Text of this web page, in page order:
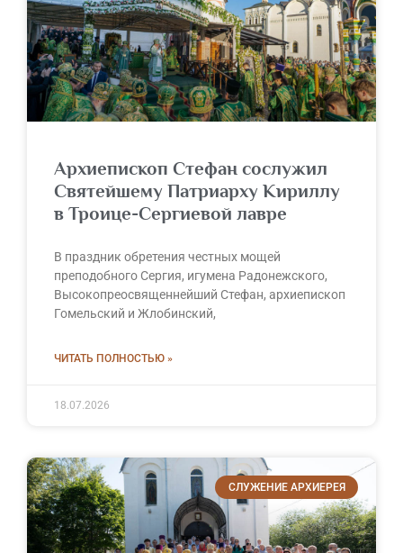
Архиепископ Стефан сослужил
Святейшему Патриарху Кириллу
в Троице-Сергиевой лавре
В праздник обретения честных мощей
преподобного Сергия, игумена Радонежского,
Высокопреосвященнейший Стефан, архиепископ
Гомельский и Жлобинский,
ЧИТАТЬ ПОЛНОСТЬЮ »
18.07.2026
СЛУЖЕНИЕ АРХИЕРЕЯ